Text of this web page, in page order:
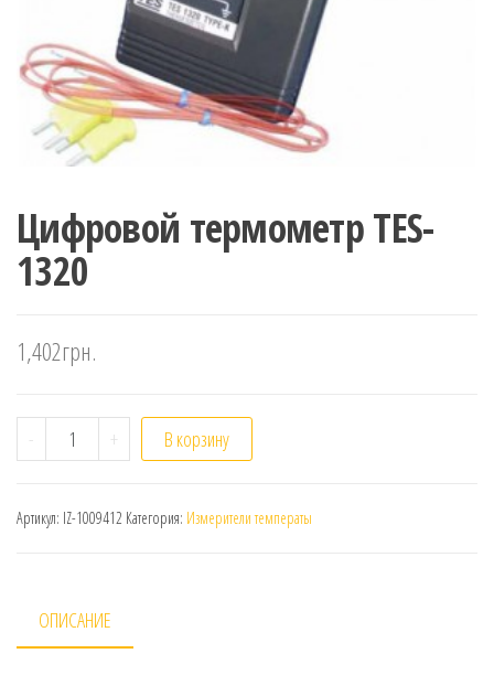
Цифровой термометр TES-
1320
1,402грн.
- Количество
+ В корзину
Артикул: IZ-1009412 Категория: Измерители температы
ОПИСАНИЕ